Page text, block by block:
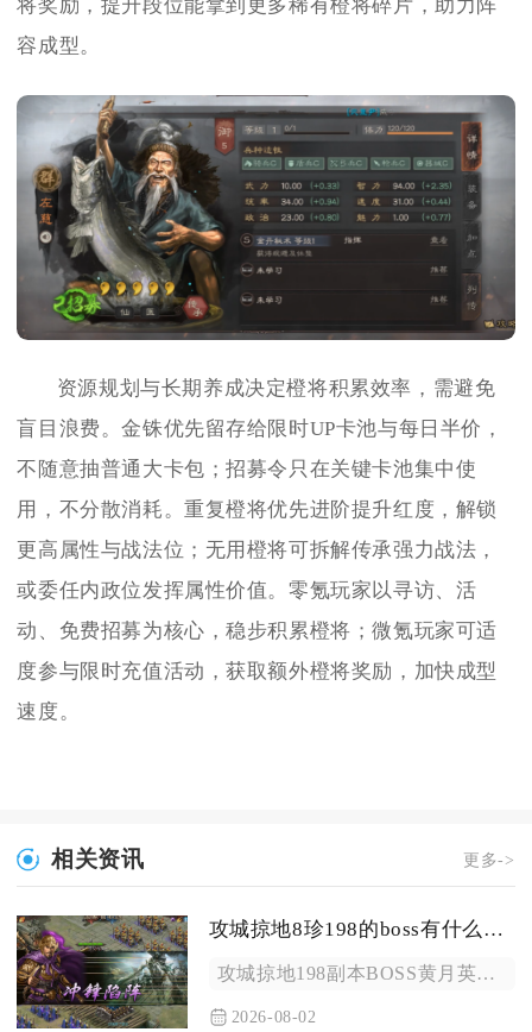
将奖励，提升段位能拿到更多稀有橙将碎片，助力阵
容成型。
资源规划与长期养成决定橙将积累效率，需避免
盲目浪费。金铢优先留存给限时UP卡池与每日半价，
不随意抽普通大卡包；招募令只在关键卡池集中使
用，不分散消耗。重复橙将优先进阶提升红度，解锁
更高属性与战法位；无用橙将可拆解传承强力战法，
或委任内政位发挥属性价值。零氪玩家以寻访、活
动、免费招募为核心，稳步积累橙将；微氪玩家可适
度参与限时充值活动，获取额外橙将奖励，加快成型
速度。
相关资讯 更多->
攻城掠地8珍198的boss有什么技能
攻城掠地198副本BOSS黄月英拥有群体高额战法、持续破甲、...
2026-08-02